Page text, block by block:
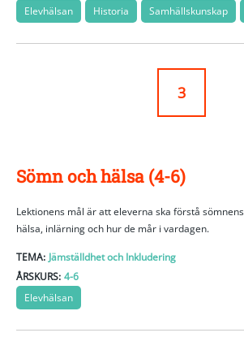
Elevhälsan
Historia Samhällskunskap
3
Sömn och hälsa (4-6)
Lektionens mål är att eleverna ska förstå
hälsa, inlärning och hur de mår i vardagen.
TEMA: Jämställdhet och Inkludering
ÅRSKURS: 4-6
Elevhälsan